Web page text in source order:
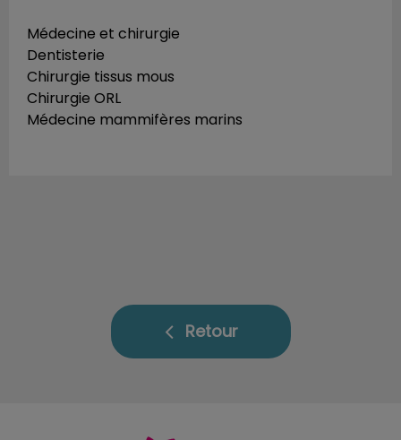
Médecine et chirurgie
Dentisterie
Chirurgie tissus mous
Chirurgie ORL
Médecine mammifères marins
Retour